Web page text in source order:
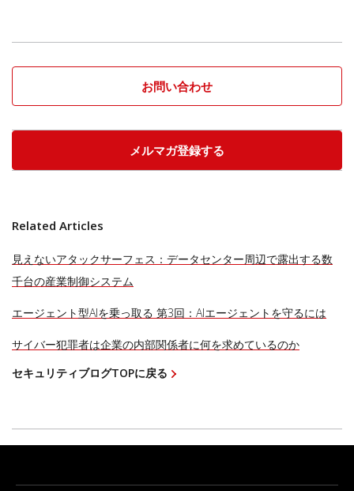
お問い合わせ
メルマガ登録する
Related Articles
見えないアタックサーフェス：データセンター周辺で露出する数
千台の産業制御システム
エージェント型AIを乗っ取る 第3回：AIエージェントを守るには
サイバー犯罪者は企業の内部関係者に何を求めているのか
セキュリティブログTOPに戻る